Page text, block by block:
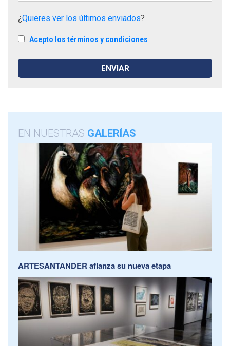
¿Quieres ver los últimos enviados?
Acepto los términos y condiciones
EN NUESTRAS GALERÍAS
ARTESANTANDER afianza su nueva etapa